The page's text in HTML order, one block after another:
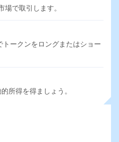
場で取引します。
ークンをロングまたはショー
所得を得ましょう。